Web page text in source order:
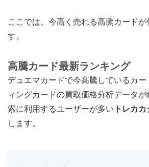
ここでは、今高く売れる高騰カードが
す。
高騰カード最新ランキング
デュエマカードで今高騰しているカ
ィングカードの買取価格分析データ
索に利用するユーザーが多い トレカカ
します。